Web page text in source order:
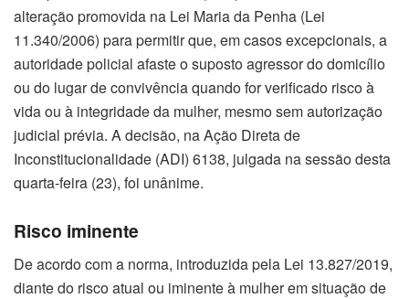
alteração promovida na Lei Maria da Penha (Lei
11.340/2006) para permitir que, em casos excepcionais, a
autoridade policial afaste o suposto agressor do domicílio
ou do lugar de convivência quando for verificado risco à
vida ou à integridade da mulher, mesmo sem autorização
judicial prévia. A decisão, na Ação Direta de
Inconstitucionalidade (ADI) 6138, julgada na sessão desta
quarta-feira (23), foi unânime.
Risco iminente
De acordo com a norma, introduzida pela Lei 13.827/2019,
diante do risco atual ou iminente à mulher em situação de